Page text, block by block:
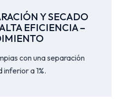
Y SECADO
EFICIENCIA –
con una separación
a 1%.